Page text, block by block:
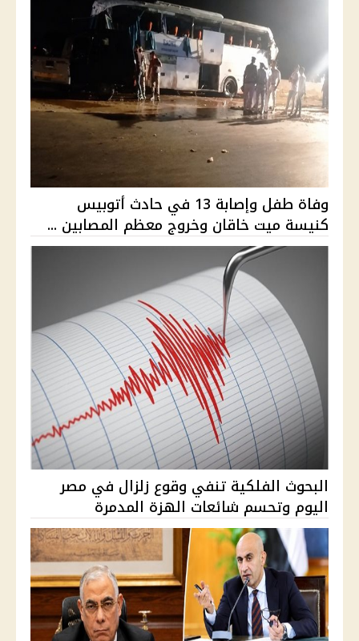
وفاة طفل وإصابة 13 في حادث أتوبيس
كنيسة ميت خاقان وخروج معظم المصابين ...
البحوث الفلكية تنفي وقوع زلزال في مصر
اليوم وتحسم شائعات الهزة المدمرة